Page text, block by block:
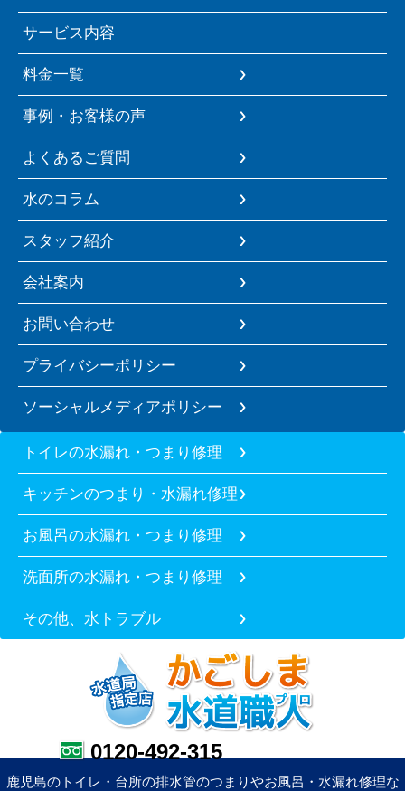
サービス内容
料金一覧
事例・お客様の声
よくあるご質問
水のコラム
スタッフ紹介
会社案内
お問い合わせ
プライバシーポリシー
ソーシャルメディアポリシー
トイレの水漏れ・つまり修理
キッチンのつまり・水漏れ修理
お風呂の水漏れ・つまり修理
洗面所の水漏れ・つまり修理
その他、水トラブル
0120-492-315
鹿児島のトイレ・台所の排水管のつまりやお風呂・水漏れ修理な